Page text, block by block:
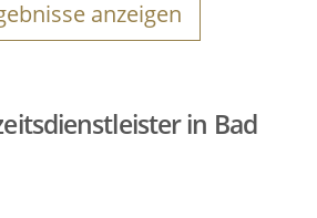
anzeigen
in Bad